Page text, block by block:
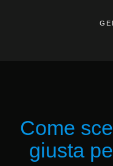
Come
giusta